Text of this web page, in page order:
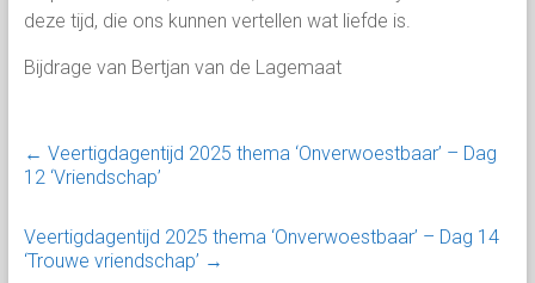
deze tijd, die ons kunnen vertellen wat liefde is.
Bijdrage van Bertjan van de Lagemaat
← Veertigdagentijd 2025 thema ‘Onverwoestbaar’ – Dag
12 ‘Vriendschap’
Veertigdagentijd 2025 thema ‘Onverwoestbaar’ – Dag 14
‘Trouwe vriendschap’ →